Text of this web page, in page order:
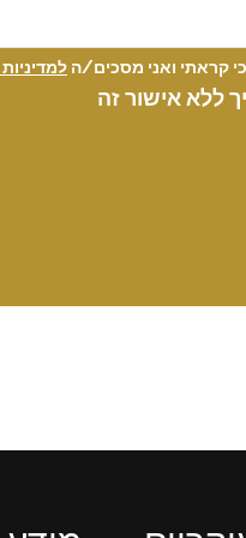
קראתי ואני מסכים/ה
ללא אישור זה